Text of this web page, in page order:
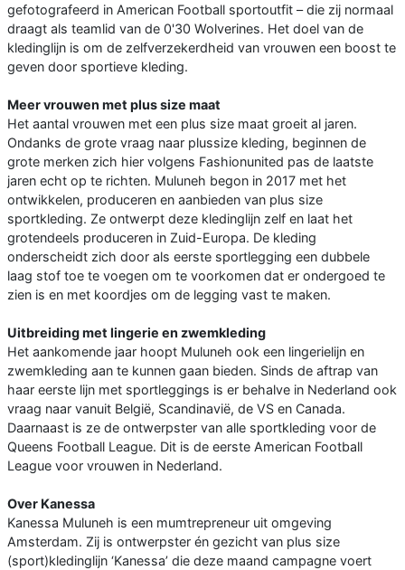
gefotografeerd in American Football sportoutfit – die zij normaal
draagt als teamlid van de 0'30 Wolverines. Het doel van de
kledinglijn is om de zelfverzekerdheid van vrouwen een boost te
geven door sportieve kleding.
Meer vrouwen met plus size maat
Het aantal vrouwen met een plus size maat groeit al jaren.
Ondanks de grote vraag naar plussize kleding, beginnen de
grote merken zich hier volgens Fashionunited pas de laatste
jaren echt op te richten. Muluneh begon in 2017 met het
ontwikkelen, produceren en aanbieden van plus size
sportkleding. Ze ontwerpt deze kledinglijn zelf en laat het
grotendeels produceren in Zuid-Europa. De kleding
onderscheidt zich door als eerste sportlegging een dubbele
laag stof toe te voegen om te voorkomen dat er ondergoed te
zien is en met koordjes om de legging vast te maken.
Uitbreiding met lingerie en zwemkleding
Het aankomende jaar hoopt Muluneh ook een lingerielijn en
zwemkleding aan te kunnen gaan bieden. Sinds de aftrap van
haar eerste lijn met sportleggings is er behalve in Nederland ook
vraag naar vanuit België, Scandinavië, de VS en Canada.
Daarnaast is ze de ontwerpster van alle sportkleding voor de
Queens Football League. Dit is de eerste American Football
League voor vrouwen in Nederland.
Over Kanessa
Kanessa Muluneh is een mumtrepreneur uit omgeving
Amsterdam. Zij is ontwerpster én gezicht van plus size
(sport)kledinglijn ‘Kanessa’ die deze maand campagne voert